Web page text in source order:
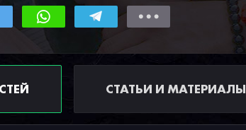
СТАТЬИ И МАТЕРИАЛЫ